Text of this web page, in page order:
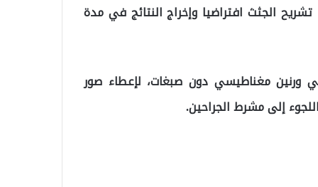
الجثث افتراضيا وإخراج النتائج في مدة
ورنين مغناطيسي دون صبغات، لإعطاء صور
إلى مشرط الجراحين.